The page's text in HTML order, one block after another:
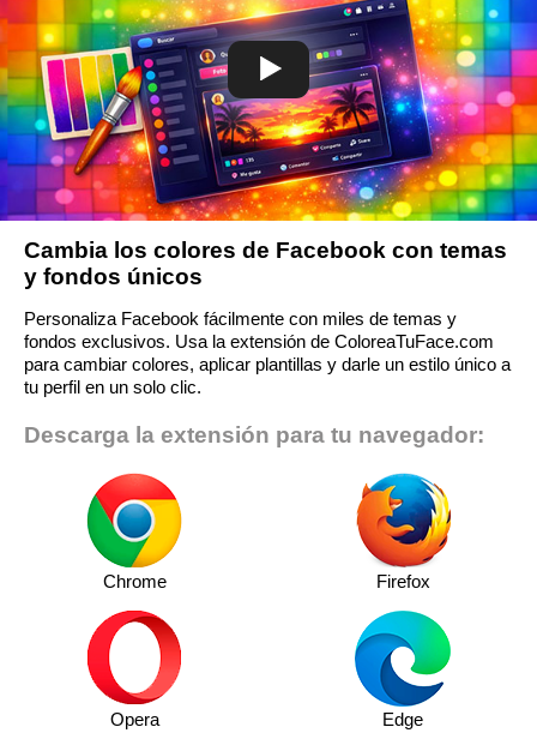
Cambia los colores de Facebook con temas
y fondos únicos
Personaliza Facebook fácilmente con miles de temas y
fondos exclusivos. Usa la extensión de ColoreaTuFace.com
para cambiar colores, aplicar plantillas y darle un estilo único a
tu perfil en un solo clic.
Descarga la extensión para tu navegador:
Chrome Firefox
Opera Edge